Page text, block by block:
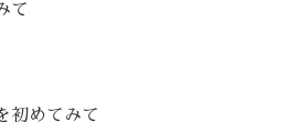
て
初めてみて